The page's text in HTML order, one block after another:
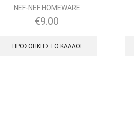
NEF-NEF HOMEWARE
€9.00
ΠΡΟΣΘΉΚΗ ΣΤΟ ΚΑΛΆΘΙ